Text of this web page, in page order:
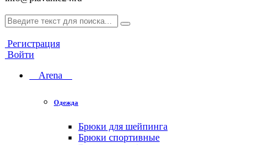
Регистрация
Войти
Arena
Одежда
Брюки для шейпинга
Брюки спортивные